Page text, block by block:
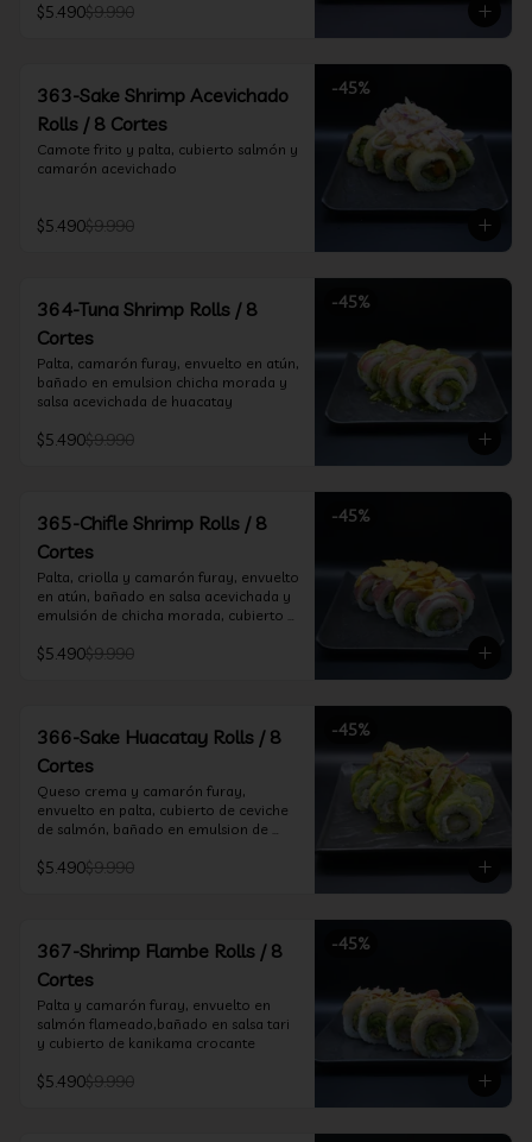
$5.490$9.990
-45%
363-Sake Shrimp Acevichado
Rolls / 8 Cortes
Camote frito y palta, cubierto salmón y
camarón acevichado
$5.490$9.990
-45%
364-Tuna Shrimp Rolls / 8
Cortes
Palta, camarón furay, envuelto en atún,
bañado en emulsion chicha morada y
salsa acevichada de huacatay
$5.490$9.990
-45%
365-Chifle Shrimp Rolls / 8
Cortes
Palta, criolla y camarón furay, envuelto
en atún, bañado en salsa acevichada y
emulsión de chicha morada, cubierto
$5.490$9.990
-45%
366-Sake Huacatay Rolls / 8
Cortes
Queso crema y camarón furay,
envuelto en palta, cubierto de ceviche
de salmón, bañado en emulsion de
$5.490$9.990
-45%
367-Shrimp Flambe Rolls / 8
Cortes
Palta y camarón furay, envuelto en
salmón flameado,bañado en salsa tari
y cubierto de kanikama crocante
$5.490$9.990